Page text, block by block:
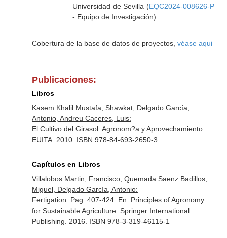
Universidad de Sevilla (EQC2024-008626-P
- Equipo de Investigación)
Cobertura de la base de datos de proyectos, véase aqui
Publicaciones:
Libros
Kasem Khalil Mustafa, Shawkat, Delgado García,
Antonio, Andreu Caceres, Luis:
El Cultivo del Girasol: Agronom?a y Aprovechamiento.
EUITA. 2010. ISBN 978-84-693-2650-3
Capítulos en Libros
Villalobos Martin, Francisco, Quemada Saenz Badillos,
Miguel, Delgado García, Antonio:
Fertigation. Pag. 407-424. En: Principles of Agronomy
for Sustainable Agriculture. Springer International
Publishing. 2016. ISBN 978-3-319-46115-1